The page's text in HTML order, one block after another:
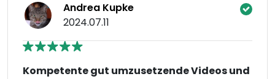
Andrea Kupke
2024.07.11
Kompetente gut umzusetzende Videos und